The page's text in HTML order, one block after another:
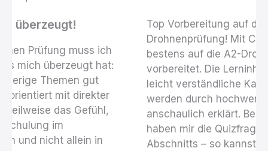
überzeugt!
Prüfung muss ich
mich überzeugt hat:
Themen gut
mit direkter
teilweise das Gefühl,
im
und nicht allein in
Top Vorbereitung auf
Drohnenprüfung! Mit
bestens auf die A2-
vorbereitet. Die
leicht verständliche
werden durch
anschaulich erklärt.
haben mir die
Abschnitts – so kannst